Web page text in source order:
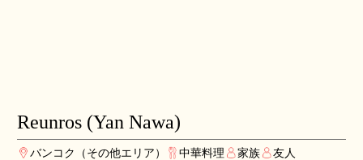
Reunros (Yan Nawa)
バンコク（その他エリア） 中華料理 家族 友人